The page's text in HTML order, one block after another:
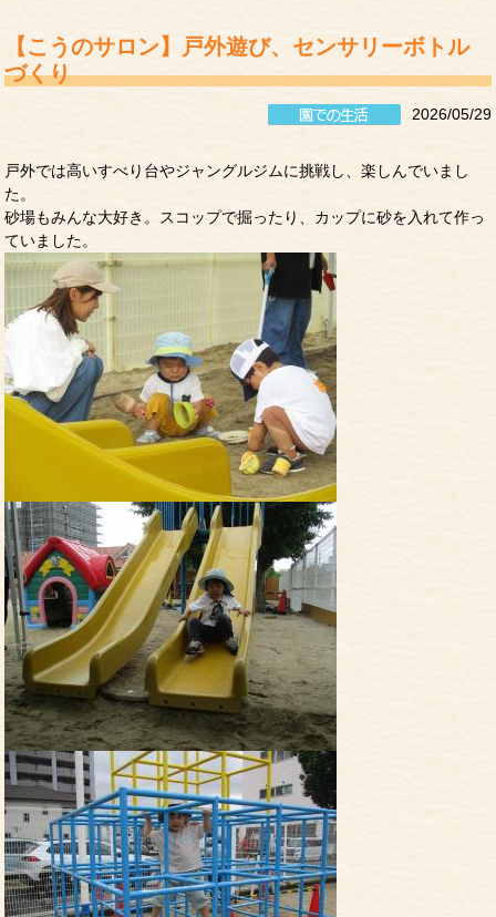
【こうのサロン】戸外遊び、センサリーボトル
づくり
2026/05/29
戸外では高いすべり台やジャングルジムに挑戦し、楽しんでいまし
た。
砂場もみんな大好き。スコップで掘ったり、カップに砂を入れて作っ
ていました。